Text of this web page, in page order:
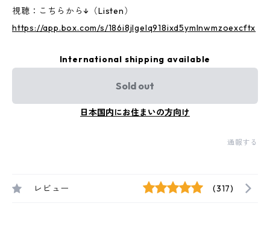
視聴：こちらから↓（Listen）
https://app.box.com/s/186i8jlgelq918ixd5ymlnwmzoexcftx
International shipping available
Sold out
日本国内にお住まいの方向け
通報する
レビュー (317)